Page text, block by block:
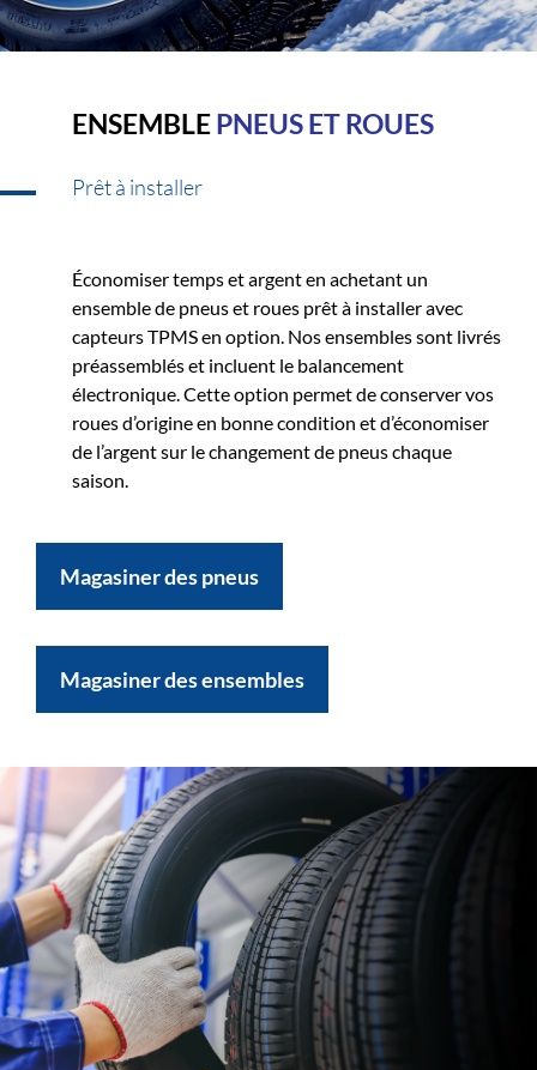
ENSEMBLEPNEUS ET ROUES
Prêt à installer
Économiser temps et argent en achetant un
ensemble de pneus et roues prêt à installer avec
capteurs TPMS en option. Nos ensembles sont livrés
préassemblés et incluent le balancement
électronique. Cette option permet de conserver vos
roues d’origine en bonne condition et d’économiser
de l’argent sur le changement de pneus chaque
saison.
Magasiner des pneus
Magasiner des ensembles